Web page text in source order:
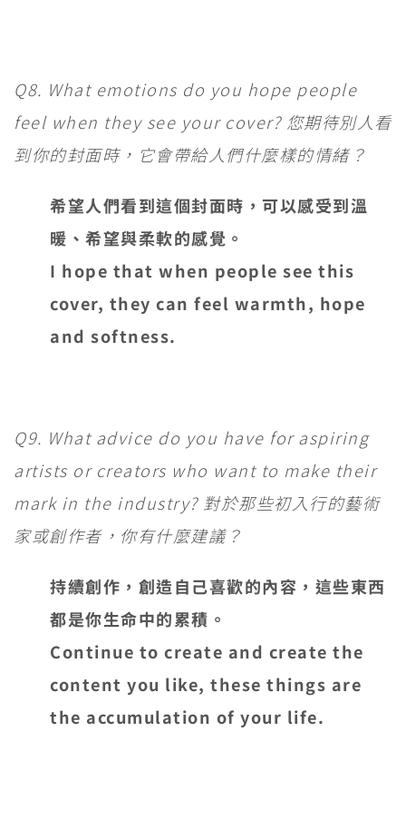
Q8. What emotions do you hope people
feel when they see your cover? 您期待別人看
到你的封面時，它會帶給人們什麼樣的情緒？
希望人們看到這個封面時，可以感受到溫
暖、希望與柔軟的感覺。
I hope that when people see this
cover, they can feel warmth, hope
and softness.
Q9. What advice do you have for aspiring
artists or creators who want to make their
mark in the industry? 對於那些初入行的藝術
家或創作者，你有什麼建議？
持續創作，創造自己喜歡的內容，這些東西
都是你生命中的累積。
Continue to create and create the
content you like, these things are
the accumulation of your life.